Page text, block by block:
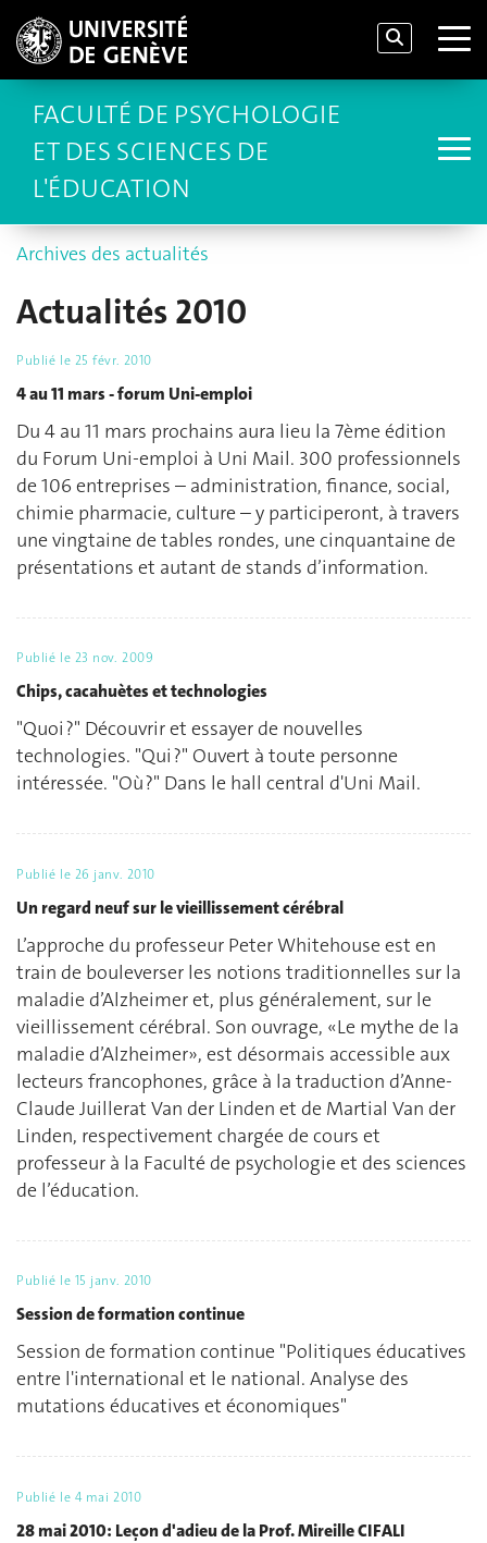
FACULTÉ DE PSYCHOLOGIE
ET DES SCIENCES DE
L'ÉDUCATION
Archives des actualités
Actualités 2010
Publié le 25 févr. 2010
4 au 11 mars - forum Uni-emploi
Du 4 au 11 mars prochains aura lieu la 7ème édition
du Forum Uni-emploi à Uni Mail. 300 professionnels
de 106 entreprises – administration, finance, social,
chimie pharmacie, culture – y participeront, à travers
une vingtaine de tables rondes, une cinquantaine de
présentations et autant de stands d’information.
Publié le 23 nov. 2009
Chips, cacahuètes et technologies
"Quoi ?" Découvrir et essayer de nouvelles
technologies. "Qui ?" Ouvert à toute personne
intéressée. "Où ?" Dans le hall central d'Uni Mail.
Publié le 26 janv. 2010
Un regard neuf sur le vieillissement cérébral
L’approche du professeur Peter Whitehouse est en
train de bouleverser les notions traditionnelles sur la
maladie d’Alzheimer et, plus généralement, sur le
vieillissement cérébral. Son ouvrage, «Le mythe de la
maladie d’Alzheimer», est désormais accessible aux
lecteurs francophones, grâce à la traduction d’Anne-
Claude Juillerat Van der Linden et de Martial Van der
Linden, respectivement chargée de cours et
professeur à la Faculté de psychologie et des sciences
de l’éducation.
Publié le 15 janv. 2010
Session de formation continue
Session de formation continue "Politiques éducatives
entre l'international et le national. Analyse des
mutations éducatives et économiques"
Publié le 4 mai 2010
28 mai 2010: Leçon d'adieu de la Prof. Mireille CIFALI